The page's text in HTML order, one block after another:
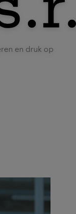
en druk op